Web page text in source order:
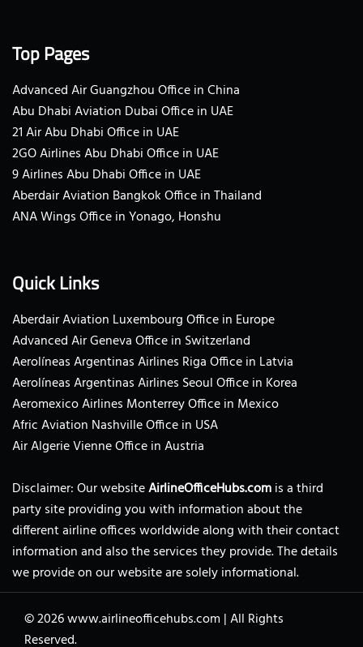
Top Pages
Advanced Air Guangzhou Office in China
Abu Dhabi Aviation Dubai Office in UAE
21 Air Abu Dhabi Office in UAE
2GO Airlines Abu Dhabi Office in UAE
9 Airlines Abu Dhabi Office in UAE
Aberdair Aviation Bangkok Office in Thailand
ANA Wings Office in Yonago, Honshu
Quick Links
Aberdair Aviation Luxembourg Office in Europe
Advanced Air Geneva Office in Switzerland
Aerolíneas Argentinas Airlines Riga Office in Latvia
Aerolíneas Argentinas Airlines Seoul Office in Korea
Aeromexico Airlines Monterrey Office in Mexico
Afric Aviation Nashville Office in USA
Air Algerie Vienne Office in Austria
Disclaimer: Our websiteAirlineOfficeHubs.comis a third
party site providing you with information about the
different airline offices worldwide along with their contact
information and also the services they provide. The details
we provide on our website are solely informational.
© 2026www.airlineofficehubs.com |All Rights
Reserved.